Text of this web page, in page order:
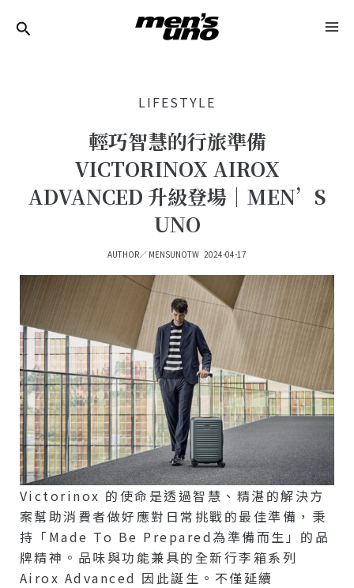
LIFESTYLE
輕巧智慧的行旅準備
VICTORINOX AIROX
ADVANCED 升級登場｜MEN’S
UNO
AUTHOR／ MENSUNOTW 2024-04-17
Victorinox 的使命是透過智慧、精湛的解決方
案幫助消費者做好應對日常挑戰的最佳準備，秉
持「Made To Be Prepared為準備而生」的品
牌精神。品味與功能兼具的全新行李箱系列
Airox Advanced 因此誕生。不僅延續
Navigation